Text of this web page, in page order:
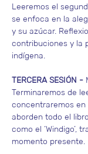
Leeremos el
se enfoca en la
y su azúcar.
contribuciones y la
indígena.
TERCERA SESIÓN -
Terminaremos de
concentraremos en
aborden todo el
como el ‘Windigo’,
momento presente.